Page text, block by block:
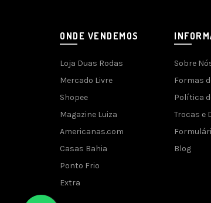
ONDE VENDEMOS
Loja Duas Rodas
Mercado Livre
Shopee
Magazine Luiza
Americanas.com
Casas Bahia
Ponto Frio
Extra
Sobre
Formas
Política
Trocas e
Blog